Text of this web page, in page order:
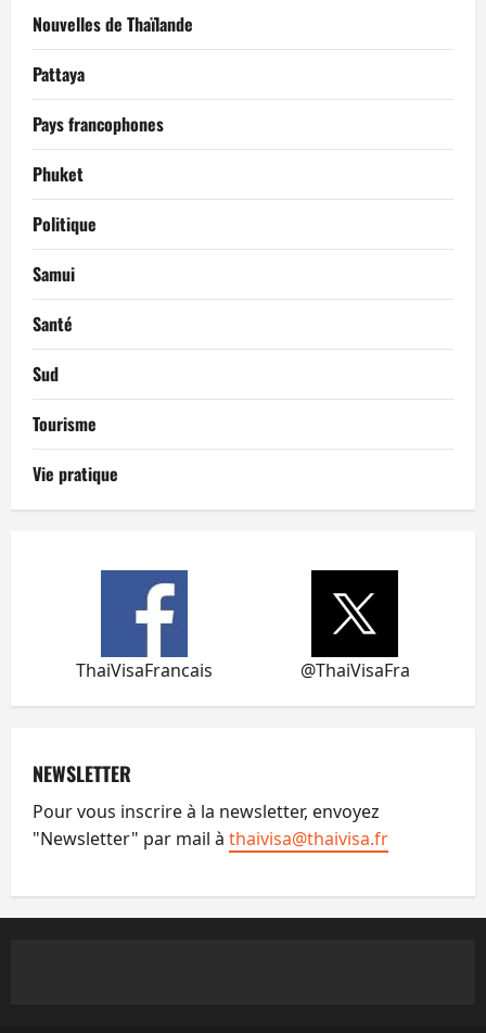
Nouvelles de Thaïlande
Pattaya
Pays francophones
Phuket
Politique
Samui
Santé
Sud
Tourisme
Vie pratique
ThaiVisaFrancais @ThaiVisaFra
NEWSLETTER
Pour vous inscrire à la newsletter, envoyez
"Newsletter" par mail à thaivisa@thaivisa.fr